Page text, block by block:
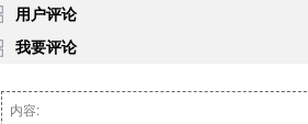
用户评论
我要评论